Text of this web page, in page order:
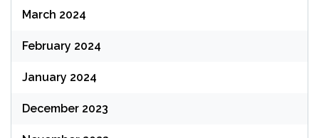
March 2024
February 2024
January 2024
December 2023